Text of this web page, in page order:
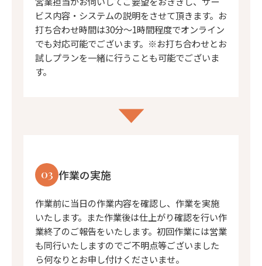
ビス内容・システムの説明をさせて頂きます。お
打ち合わせ時間は30分〜1時間程度でオンライン
でも対応可能でございます。※お打ち合わせとお
試しプランを一緒に行うことも可能でございま
す。
03 作業の実施
作業前に当日の作業内容を確認し、作業を実施
いたします。また作業後は仕上がり確認を行い作
業終了のご報告をいたします。初回作業には営業
も同行いたしますのでご不明点等ございました
ら何なりとお申し付けくださいませ。